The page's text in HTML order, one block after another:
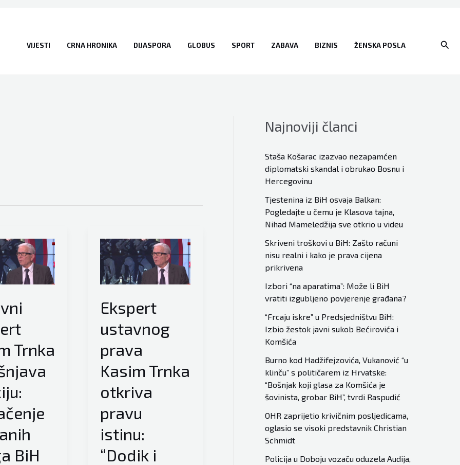
VIJESTI CRNA HRONIKA DIJASPORA GLOBUS SPORT ZABAVA BIZNIS ŽENSKA POSLA
Trnka
BiH
Ekspert
ustavnog
prava
Kasim Trnka
otkriva
pravu
istinu:
“Dodik i
Najnoviji članci
Staša Košarac izazvao nezapamćen
diplomatski skandal i obrukao Bosnu i
Hercegovinu
Tjestenina iz BiH osvaja Balkan:
Pogledajte u čemu je Klasova tajna,
Nihad Mameledžija sve otkrio u videu
Skriveni troškovi u BiH: Zašto računi
nisu realni i kako je prava cijena
prikrivena
Izbori “na aparatima”: Može li BiH
vratiti izgubljeno povjerenje građana?
“Frcaju iskre” u Predsjedništvu BiH:
Izbio žestok javni sukob Bećirovića i
Komšića
Burno kod Hadžifejzovića, Vukanović “u
klinču” s političarem iz Hrvatske:
“Bošnjak koji glasa za Komšića je
šovinista, grobar BiH”, tvrdi Raspudić
OHR zaprijetio krivičnim posljedicama,
oglasio se visoki predstavnik Christian
Schmidt
Policija u Doboju vozaču oduzela Audija,